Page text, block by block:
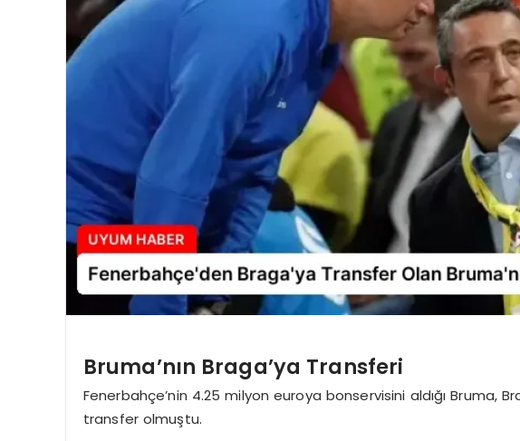
Bruma’nın Braga’ya Transferi
Fenerbahçe’nin 4.25 milyon euroya bonservisini aldığı Bruma,
transfer olmuştu.